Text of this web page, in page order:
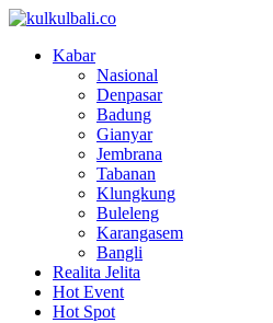
Kabar
Nasional
Denpasar
Badung
Gianyar
Jembrana
Tabanan
Klungkung
Buleleng
Karangasem
Bangli
Realita Jelita
Hot Event
Hot Spot